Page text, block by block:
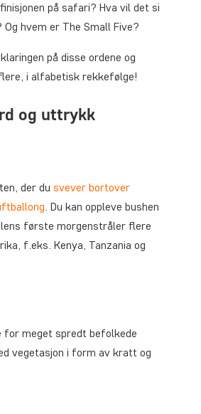
på safari? Hva vil det si
hvem er The Small Five?
på disse ordene og
i alfabetisk rekkefølge!
og uttrykk
der du svever bortover
. Du kan oppleve bushen
første morgenstråler flere
f.eks. Kenya, Tanzania og
for meget spredt befolkede
vegetasjon i form av kratt og